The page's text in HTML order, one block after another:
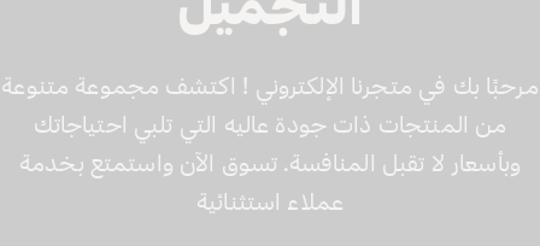
مرحبًا بك في متجرنا الإلكتروني ! اكتشف مجموعة متنوعة
من المنتجات ذات جودة عاليه التي تلبي احتياجاتك
وبأسعار لا تقبل المنافسة. تسوق الآن واستمتع بخدمة
عملاء استثنائية